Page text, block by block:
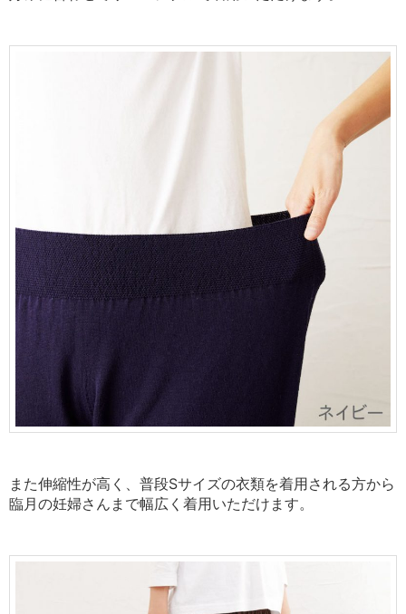
また伸縮性が高く、普段Sサイズの衣類を着用される方から
臨月の妊婦さんまで幅広く着用いただけます。